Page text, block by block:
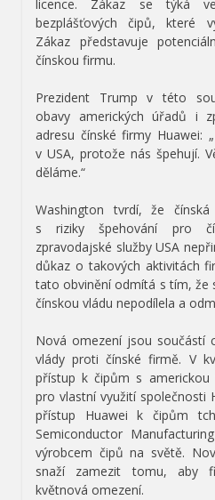
licence. Zákaz se týká
bezplášťových čipů, které
Zákaz představuje
čínskou firmu.
Prezident Trump v této
obavy amerických úřadů i
adresu čínské firmy Huawei:
v USA, protože nás špehují.
děláme.“
Washington tvrdí, že
s riziky špehování pro
zpravodajské služby USA
důkaz o takových aktivitách
tato obvinění odmítá s tím, že
čínskou vládu nepodílela a
Nová omezení jsou součástí
vlády proti čínské firmě. V
přístup k čipům s
pro vlastní využití společnosti
přístup Huawei k čipům
Semiconductor
výrobcem čipů na světě.
snaží zamezit tomu, aby
květnová omezení.